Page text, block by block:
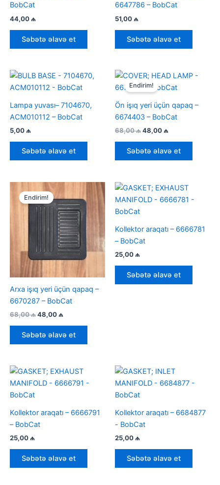
BobCat
44,00 ₼
Səbətə əlavə et
6647786 – BobCat
51,00 ₼
Səbətə əlavə et
Lampa yuvası– 7104670,
ACM010112 – BobСat
5,00₼
Səbətə əlavə et
Endirim!
Ön işıq yeri üçün qapaq –
6674403 – BobCat
68,00₼İlkin
68,00 ₼.
48,00₼Cari
48,00 ₼.
Səbətə əlavə et
Endirim!
Arxa işıq yeri üçün qapaq –
6670287 – BobCat
68,00₼İlkin
68,00 ₼.
48,00 ₼
Səbətə əlavə et
Kollektor araqatı – 6666781
– BobCat
25,00 ₼
Səbətə əlavə et
Kollektor araqatı – 6666791
– BobCat
25,00₼
Səbətə əlavə et
Kollektor araqatı – 6684877
- BobCat
25,00₼
Səbətə əlavə et